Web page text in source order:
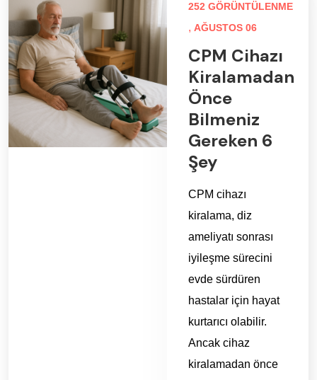
252 GÖRÜNTÜLENME
, AĞUSTOS 06
CPM Cihazı
Kiralamadan
Önce
Bilmeniz
Gereken 6
Şey
CPM cihazı
kiralama, diz
ameliyatı sonrası
iyileşme sürecini
evde sürdüren
hastalar için hayat
kurtarıcı olabilir.
Ancak cihaz
kiralamadan önce